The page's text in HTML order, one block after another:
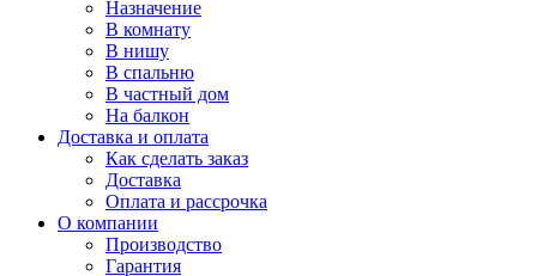
Назначение
В комнату
В нишу
В спальню
В частный дом
На балкон
Доставка и оплата
Как сделать заказ
Доставка
Оплата и рассрочка
О компании
Производство
Гарантия